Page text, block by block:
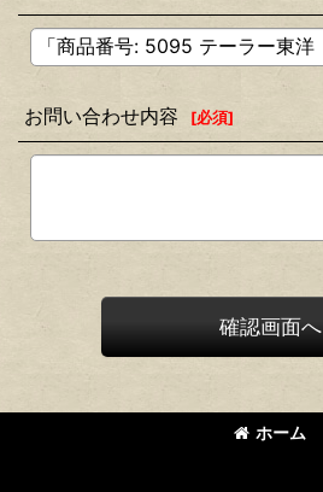
お問い合わせ内容 [必須]
確認画面へ
ホーム